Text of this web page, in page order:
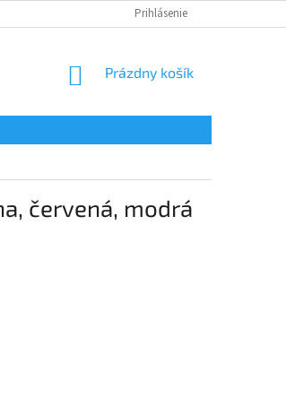
Prihlásenie
NÁKUPNÝ
Prázdny košík
červená, modrá